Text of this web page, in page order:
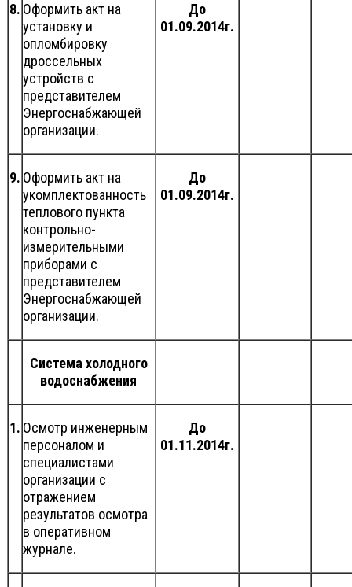
8. Оформить акт на
установку и
опломбировку
дроссельных
устройств с
представителем
Энергоснабжающей
организации.
До
01.09.2014г.
9. Оформить акт на
укомплектованность
теплового пункта
контрольно-
измерительными
приборами с
представителем
Энергоснабжающей
организации.
До
01.09.2014г.
Система холодного
водоснабжения
1. Осмотр инженерным
персоналом и
специалистами
организации с
отражением
результатов осмотра
в оперативном
журнале.
До
01.11.2014г.